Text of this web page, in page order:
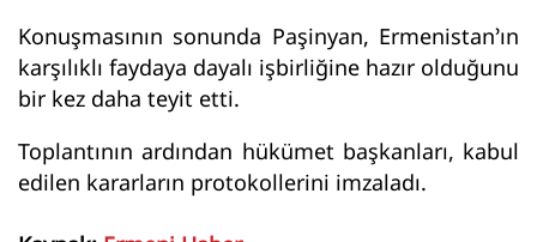
Konuşmasının sonunda Paşinyan, Ermenistan’ın
karşılıklı faydaya dayalı işbirliğine hazır olduğunu
bir kez daha teyit etti.
Toplantının ardından hükümet başkanları, kabul
edilen kararların protokollerini imzaladı.